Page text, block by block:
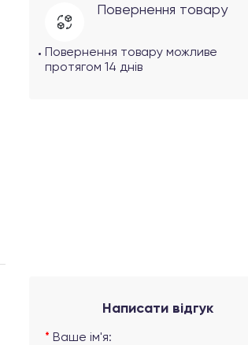
Повернення товару
Повернення товару можливе
протягом 14 днів
Написати відгук
Ваше ім'я: